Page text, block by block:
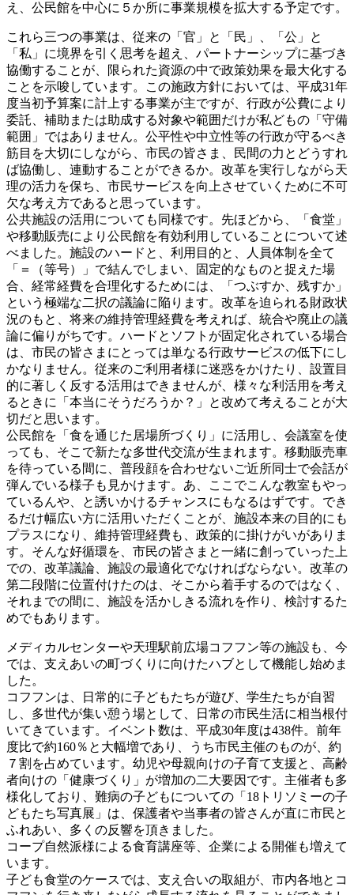
え、公民館を中心に５か所に事業規模を拡大する予定です。
これら三つの事業は、従来の「官」と「民」、「公」と
「私」に境界を引く思考を超え、パートナーシップに基づき
協働することが、限られた資源の中で政策効果を最大化する
ことを示唆しています。この施政方針においては、平成31年
度当初予算案に計上する事業が主ですが、行政が公費により
委託、補助または助成する対象や範囲だけが私どもの「守備
範囲」ではありません。公平性や中立性等の行政が守るべき
筋目を大切にしながら、市民の皆さま、民間の力とどうすれ
ば協働し、連動することができるか。改革を実行しながら天
理の活力を保ち、市民サービスを向上させていくために不可
欠な考え方であると思っています。
公共施設の活用についても同様です。先ほどから、「食堂」
や移動販売により公民館を有効利用していることについて述
べました。施設のハードと、利用目的と、人員体制を全て
「＝（等号）」で結んでしまい、固定的なものと捉えた場
合、経常経費を合理化するためには、「つぶすか、残すか」
という極端な二択の議論に陥ります。改革を迫られる財政状
況のもと、将来の維持管理経費を考えれば、統合や廃止の議
論に偏りがちです。ハードとソフトが固定化されている場合
は、市民の皆さまにとっては単なる行政サービスの低下にし
かなりません。従来のご利用者様に迷惑をかけたり、設置目
的に著しく反する活用はできませんが、様々な利活用を考え
るときに「本当にそうだろうか？」と改めて考えることが大
切だと思います。
公民館を「食を通じた居場所づくり」に活用し、会議室を使
っても、そこで新たな多世代交流が生まれます。移動販売車
を待っている間に、普段顔を合わせないご近所同士で会話が
弾んでいる様子も見かけます。あ、ここでこんな教室もやっ
ているんや、と誘いかけるチャンスにもなるはずです。でき
るだけ幅広い方に活用いただくことが、施設本来の目的にも
プラスになり、維持管理経費も、政策的に掛けがいがありま
す。そんな好循環を、市民の皆さまと一緒に創っていった上
での、改革議論、施設の最適化でなければならない。改革の
第二段階に位置付けたのは、そこから着手するのではなく、
それまでの間に、施設を活かしきる流れを作り、検討するた
めでもあります。
メディカルセンターや天理駅前広場コフフン等の施設も、今
では、支えあいの町づくりに向けたハブとして機能し始めま
した。
コフフンは、日常的に子どもたちが遊び、学生たちが自習
し、多世代が集い憩う場として、日常の市民生活に相当根付
いてきています。イベント数は、平成30年度は438件。前年
度比で約160％と大幅増であり、うち市民主催のものが、約
７割を占めています。幼児や母親向けの子育て支援と、高齢
者向けの「健康づくり」が増加の二大要因です。主催者も多
様化しており、難病の子どもについての「18トリソミーの子
どもたち写真展」は、保護者や当事者の皆さんが直に市民と
ふれあい、多くの反響を頂きました。
コープ自然派様による食育講座等、企業による開催も増えて
います。
子ども食堂のケースでは、支え合いの取組が、市内各地とコ